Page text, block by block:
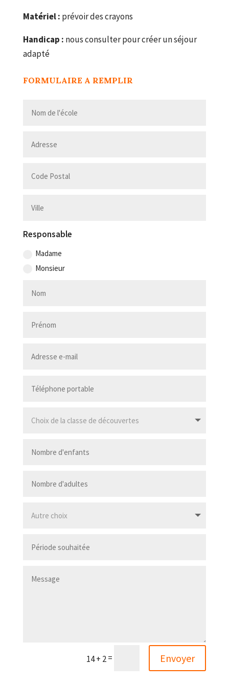
Matériel : prévoir des crayons
Handicap : nous consulter pour créer un séjour
adapté
FORMULAIRE A REMPLIR
Responsable
Madame
Monsieur
14 + 2= Envoyer